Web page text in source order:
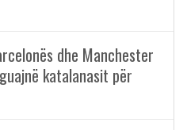
dhe Manchester
katalanasit për